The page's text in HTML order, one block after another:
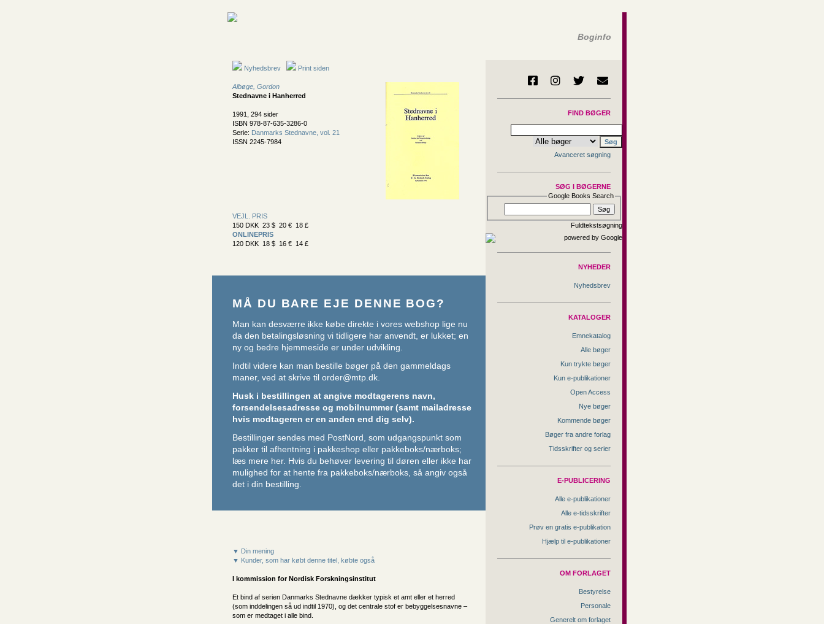
Boginfo
Nyhedsbrev Print siden
Albøge, Gordon
Stednavne i Hanherred
1991, 294 sider
ISBN 978-87-635-3286-0
Serie: Danmarks Stednavne, vol. 21
ISSN 2245-7984
VEJL. PRIS
150 DKK 23 $ 20 € 18 £
ONLINEPRIS
120 DKK 18 $ 16 € 14 £
MÅ DU BARE EJE DENNE BOG?
Man kan desværre ikke købe direkte i vores webshop lige nu
da den betalingsløsning vi tidligere har anvendt, er lukket; en
ny og bedre hjemmeside er under udvikling.
Indtil videre kan man bestille bøger på den gammeldags
maner, ved at skrive til order@mtp.dk.
Husk i bestillingen at angive modtagerens navn,
forsendelsesadresse og mobilnummer (samt mailadresse
hvis modtageren er en anden end dig selv).
Bestillinger sendes med PostNord, som udgangspunkt som
pakker til afhentning i pakkeshop eller pakkeboks/nærboks;
læs mere her. Hvis du behøver levering til døren eller ikke har
mulighed for at hente fra pakkeboks/nærboks, så angiv også
det i din bestilling.
▼ Din mening
▼ Kunder, som har købt denne titel, købte også
I kommission forNordisk Forskningsinstitut
Et bind af serien Danmarks Stednavne dækker typisk et amt eller et herred
(som inddelingen så ud indtil 1970), og det centrale stof er bebyggelsesnavne –
som er medtaget i alle bind.
FIND BØGER
Avanceret søgning
SØG I BØGERNE
Google Books Search
Fuldtekstsøgning
NYHEDER
Nyhedsbrev
KATALOGER
Emnekatalog
Alle bøger
Kun trykte bøger
Kun e-publikationer
Open Access
Nye bøger
Kommende bøger
Bøger fra andre forlag
Tidsskrifter og serier
E-PUBLICERING
Alle e-publikationer
Alle e-tidsskrifter
Prøv en gratis e-publikation
Hjælp til e-publikationer
OM FORLAGET
Bestyrelse
Personale
Generelt om forlaget